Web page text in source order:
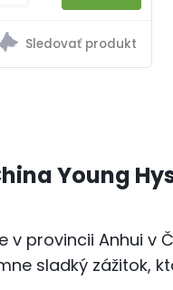
Young
v provincii Anhui v
sladký zážitok,